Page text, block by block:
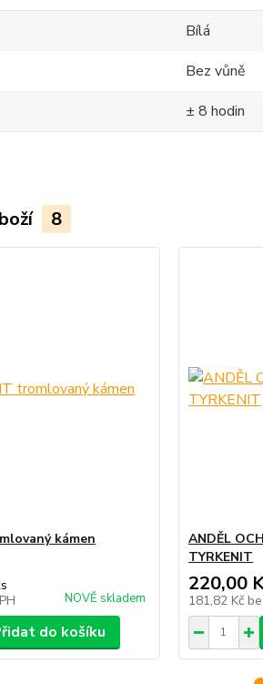
Bílá
Bez vůně
± 8 hodin
8
kámen
NOVĚ skladem
do košíku
ANDĚL
TYRKENIT
220,00
181,82 Kč